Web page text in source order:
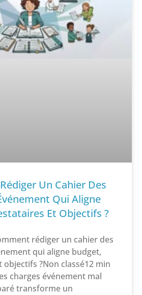
Un Cahier Des
Qui Aligne
Et Objectifs ?
rédiger un cahier des
qui aligne budget,
?Non classé12 min
charges événement mal
transforme un